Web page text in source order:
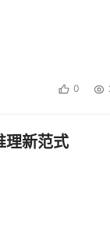
0
理新范式